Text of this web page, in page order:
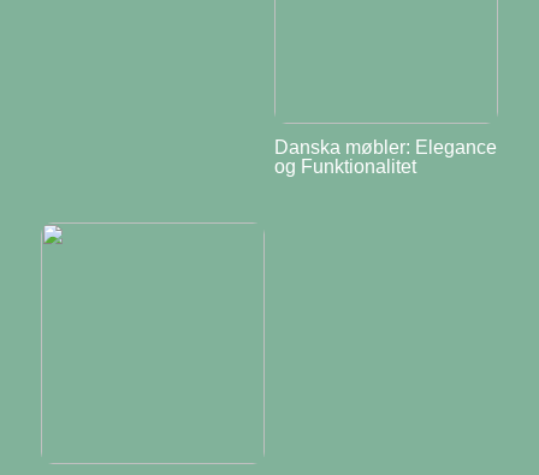
Danska møbler: Elegance
og Funktionalitet